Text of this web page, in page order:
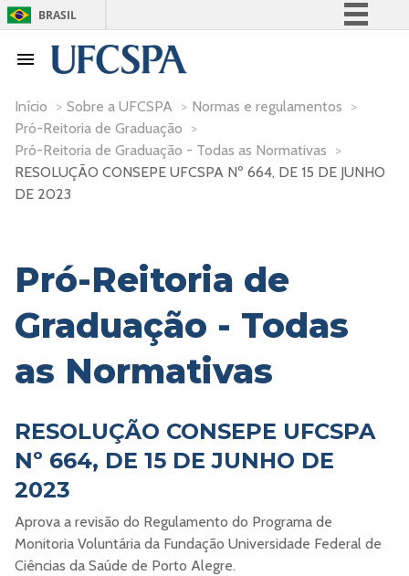
BRASIL
Participe
Início > Sobre a UFCSPA > Normas e regulamentos >
Pró-Reitoria de Graduação >
Pró-Reitoria de Graduação - Todas as Normativas >
RESOLUÇÃO CONSEPE UFCSPA Nº 664, DE 15 DE JUNHO
DE 2023
Pró-Reitoria de
Graduação - Todas
as Normativas
RESOLUÇÃO CONSEPE UFCSPA
Nº 664, DE 15 DE JUNHO DE
2023
Aprova a revisão do Regulamento do Programa de
Monitoria Voluntária da Fundação Universidade Federal de
Ciências da Saúde de Porto Alegre.